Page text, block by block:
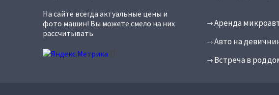
На сайте всегда актуальные цены и
фото машин! Вы можете смело на них
рассчитывать
Аренда
Авто на
Встреча в